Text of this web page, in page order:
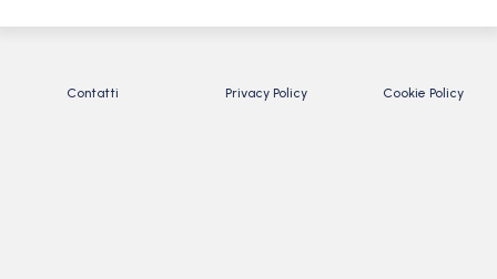
Contatti Privacy Policy Cookie Policy